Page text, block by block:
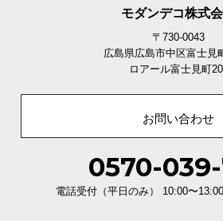
温もり豊かな木目調デザイン
優しい風合いの木目を施し、温か
のフレームに仕上げました。
モダンデコ株式
〒730-0043
広島県広島市中区富士見
ロアール富士見町
お問い合わせ
0570-
電話受付（平日のみ） 10:00〜